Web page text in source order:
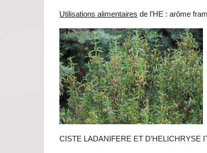
Utilisations alimentaires de l’HE : arôme
CISTE LADANIFERE ET